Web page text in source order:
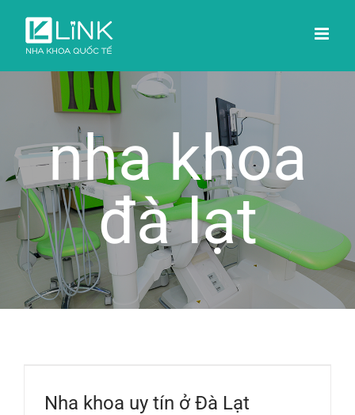
content
nha khoa
đà lạt
Nha khoa uy tín ở Đà Lạt